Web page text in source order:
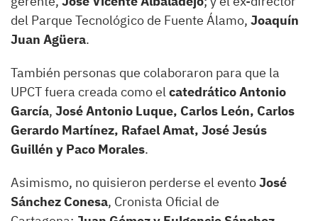
del Parque Tecnológico de Fuente Álamo, Joaquín
Juan Agüera.
También personas que colaboraron para que la
UPCT fuera creada como elcatedrático Antonio
García, José Antonio Luque, Carlos León, Carlos
Gerardo Martínez, Rafael Amat, José Jesús
Guillén y Paco Morales.
Asimismo, no quisieron perderse el eventoJosé
Sánchez Conesa, Cronista Oficial de